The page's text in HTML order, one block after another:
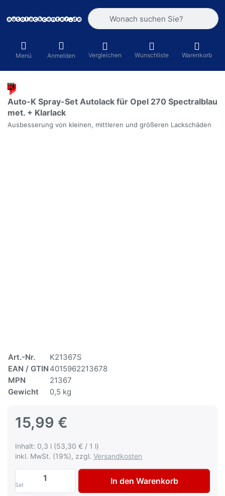
Geben Sie einen Suchbegriff ein.
Menü Anmelden Vergleichen Wunschliste Warenkorb
Auto-K Spray-Set Autolack für Opel 270 Spectralblau
met. + Klarlack
Ausbesserung von kleinen, mittleren und größeren Lackschäden
Art.-Nr.
K21367S
EAN / GTIN 4015962213678
MPN
21367
Gewicht
0,5 kg
15,99 €
Inhalt: 0,3 l (53,30 € / 1 l)
inkl. MwSt. (19%), zzgl. Versandkosten
Set
Auto-K Spray-Set Autolack für Opel 270
In den Warenkorb